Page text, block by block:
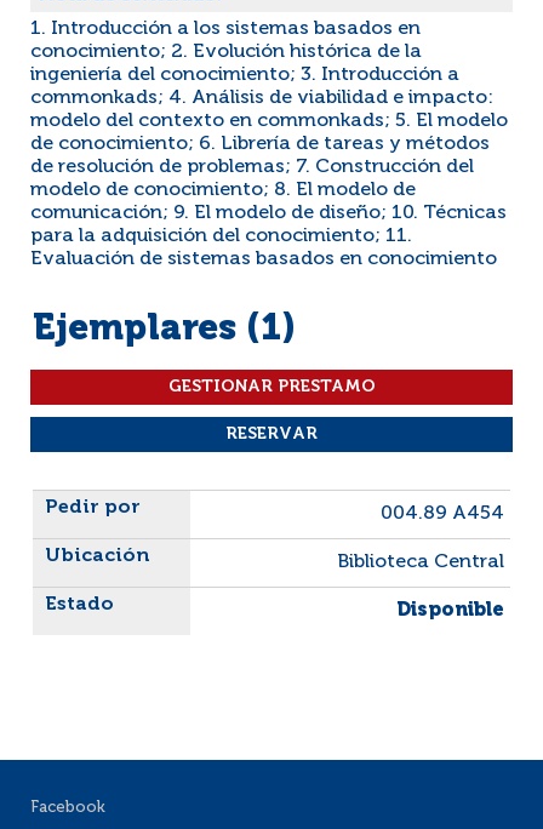
1. Introducción a los sistemas basados en
conocimiento; 2. Evolución histórica de la
ingeniería del conocimiento; 3. Introducción a
commonkads; 4. Análisis de viabilidad e impacto:
modelo del contexto en commonkads; 5. El modelo
de conocimiento; 6. Librería de tareas y métodos
de resolución de problemas; 7. Construcción del
modelo de conocimiento; 8. El modelo de
comunicación; 9. El modelo de diseño; 10. Técnicas
para la adquisición del conocimiento; 11.
Evaluación de sistemas basados en conocimiento
Ejemplares (1)
Liste des exemplaires
004.89 A454
Biblioteca Central
Disponible
Facebook